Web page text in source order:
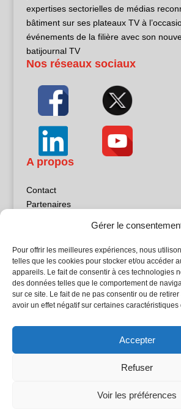
Gérer le
Pour offrir les meilleures expériences, nous
telles que les cookies pour stocker et/ou accéder
appareils. Le fait de consentir à ces technologies
des données telles que le comportement de
sur ce site. Le fait de ne pas consentir ou de
avoir un effet négatif sur certaines caractéristiques
Accepter
Refuser
Voir les préférences
expertises sectorielles de médias
bâtiment sur ses plateaux TV à
événements de la filière avec son
batijournal TV
Nos réseaux sociaux
A propos
Contact
Partenaires
Politique de confidentialité
Sites partenaires
5Façades
Atrium Patrimoine
L'Atelier Bois